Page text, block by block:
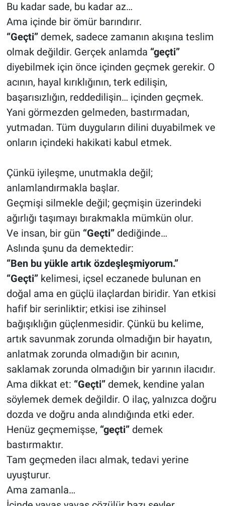
Bu kadar sade, bu kadar az…
Ama içinde bir ömür barındırır.
“Geçti”demek, sadece zamanın akışına teslim
olmak değildir. Gerçek anlamda “geçti”
diyebilmek için önce içinden geçmek gerekir. O
acının, hayal kırıklığının, terk edilişin,
başarısızlığın, reddedilişin… içinden geçmek.
Yani görmezden gelmeden, bastırmadan,
yutmadan. Tüm duyguların dilini duyabilmek ve
onların içindeki hakikati kabul etmek.
Çünkü iyileşme, unutmakla değil;
anlamlandırmakla başlar.
Geçmişi silmekle değil; geçmişin üzerindeki
ağırlığı taşımayı bırakmakla mümkün olur.
Ve insan, bir gün “Geçti”dediğinde…
Aslında şunu da demektedir:
“Ben bu yükle artık özdeşleşmiyorum.”
“Geçti”kelimesi, içsel eczanede bulunan en
doğal ama en güçlü ilaçlardan biridir. Yan etkisi
hafif bir serinliktir; etkisi ise zihinsel
bağışıklığın güçlenmesidir. Çünkü bu kelime,
artık savunmak zorunda olmadığın bir hayatın,
anlatmak zorunda olmadığın bir acının,
saklamak zorunda olmadığın bir yarının ilacıdır.
Ama dikkat et: “Geçti” demek, kendine yalan
söylemek demek değildir. O ilaç, yalnızca doğru
dozda ve doğru anda alındığında etki eder.
Henüz geçmemişse, “geçti” demek
bastırmaktır.
Tam geçmeden ilacı almak, tedavi yerine
uyuşturur.
Ama zamanla…